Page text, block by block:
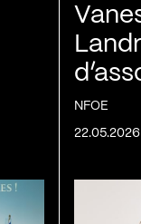
NFOE
22.05.2026